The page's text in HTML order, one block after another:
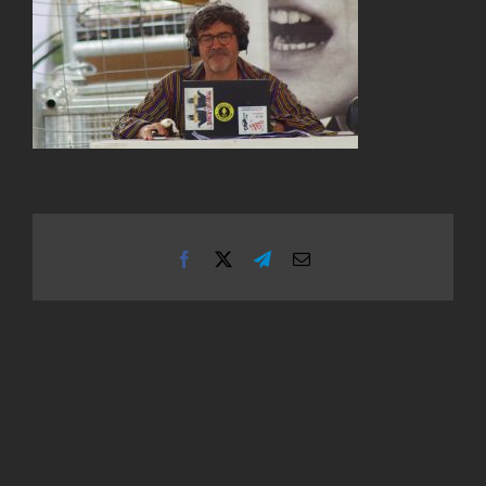
Facebook TelegramEmail